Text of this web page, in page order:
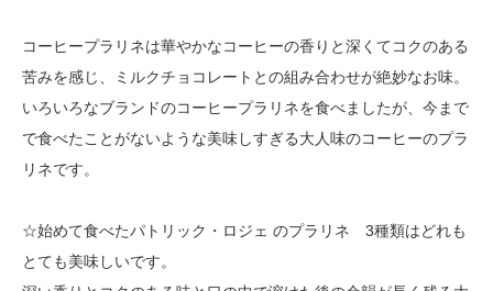
コーヒープラリネは華やかなコーヒーの香りと深くてコクのある
苦みを感じ、ミルクチョコレートとの組み合わせが絶妙なお味。
いろいろなブランドのコーヒープラリネを食べましたが、今まで
で食べたことがないような美味しすぎる大人味のコーヒーのプラ
リネです。
☆始めて食べたパトリック・ロジェ のプラリネ 3種類はどれも
とても美味しいです。